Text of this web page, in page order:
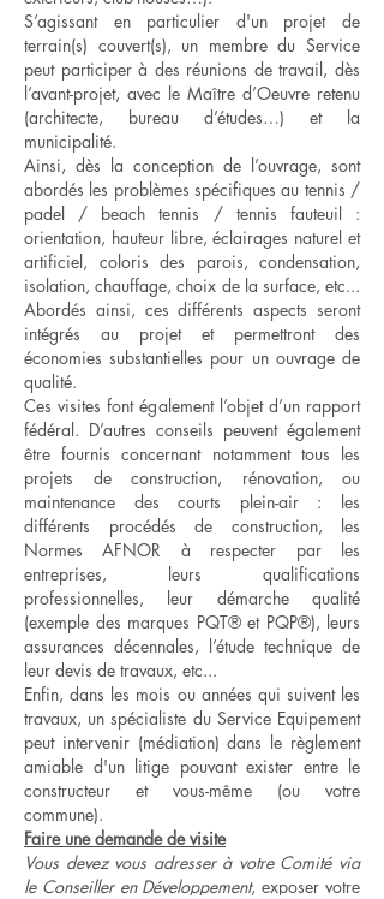
S’agissant en particulier d'un projet de
terrain(s) couvert(s), un membre du Service
peut participer à des réunions de travail, dès
l’avant-projet, avec le Maître d’Oeuvre retenu
(architecte, bureau d’études…) et la
municipalité.
Ainsi, dès la conception de l’ouvrage, sont
abordés les problèmes spécifiques au tennis /
padel / beach tennis / tennis fauteuil :
orientation, hauteur libre, éclairages naturel et
artificiel, coloris des parois, condensation,
isolation, chauffage, choix de la surface, etc...
Abordés ainsi, ces différents aspects seront
intégrés au projet et permettront des
économies substantielles pour un ouvrage de
qualité.
Ces visites font également l’objet d’un rapport
fédéral. D’autres conseils peuvent également
être fournis concernant notamment tous les
projets de construction, rénovation, ou
maintenance des courts plein-air : les
différents procédés de construction, les
Normes AFNOR à respecter par les
entreprises, leurs qualifications
professionnelles, leur démarche qualité
(exemple des marques PQT® et PQP®), leurs
assurances décennales, l’étude technique de
leur devis de travaux, etc...
Enfin, dans les mois ou années qui suivent les
travaux, un spécialiste du Service Equipement
peut intervenir (médiation) dans le règlement
amiable d'un litige pouvant exister entre le
constructeur et vous-même (ou votre
commune).
Faire une demande de visite
Vous devez vous adresser à votre Comité via
le Conseiller en Développement, exposer votre